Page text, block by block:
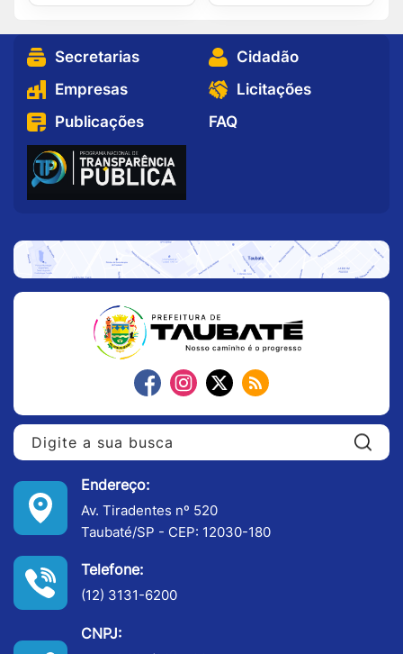
Secretarias
Cidadão
Empresas
Licitações
Publicações
FAQ
Endereço:
Av. Tiradentes nº 520
Taubaté/SP - CEP: 12030-180
Telefone:
(12) 3131-6200
CNPJ: